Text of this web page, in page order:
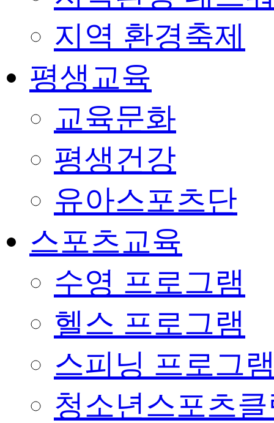
지역 환경축제
평생교육
교육문화
평생건강
유아스포츠단
스포츠교육
수영 프로그램
헬스 프로그램
스피닝 프로그
청소년스포츠